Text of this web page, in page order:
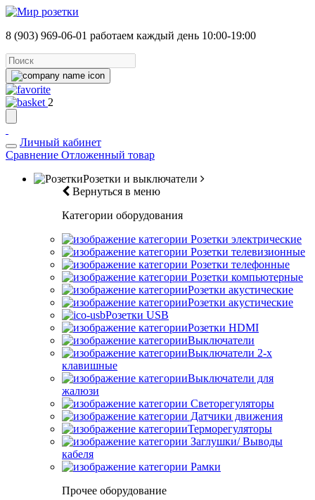
8 (903) 969-06-01 работаем каждый день 10:00-19:00
2
Личный кабинет
Сравнение Отложенный товар
Розетки и выключатели
Вернуться в меню
Категории оборудования
Розетки электрические
Розетки телевизионные
Розетки телефонные
Розетки компьютерные
Розетки акустические
Розетки акустические
Розетки USB
Розетки HDMI
Выключатели
Выключатели 2-х
клавишные
Выключатели для
жалюзи
Светорегуляторы
Датчики движения
Терморегуляторы
Заглушки/ Выводы
кабеля
Рамки
Прочее оборудование